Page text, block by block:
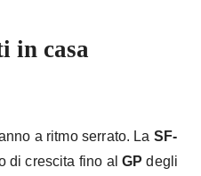
in casa
a ritmo serrato. La SF-
di crescita fino al GP degli